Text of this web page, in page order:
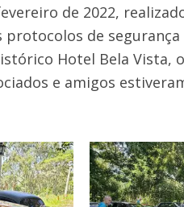
de 2022,
de
Hotel Bela Vista,
e amigos